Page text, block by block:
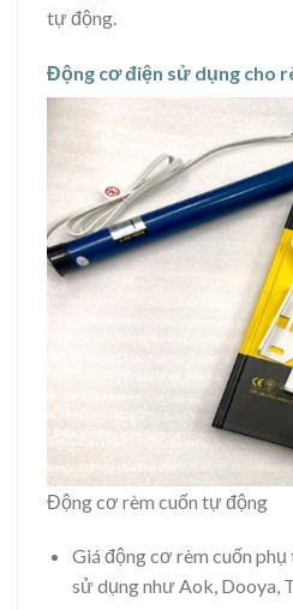
tự động.
Động cơ điện sử dụng cho
Động cơ rèm cuốn tự động
Giá động cơ rèm cuốn
sử dụng như Aok, Dooya,